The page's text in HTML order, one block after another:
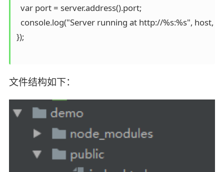
  var port = server.address().port;
console.log("Server running at http://%s:%s", host,
});
文件结构如下：